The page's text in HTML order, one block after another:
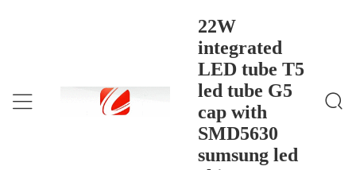
22W
integrated
LED tube T5
led tube G5
cap with
SMD5630
sumsung led
22W Integrated LED Tube T5 Led Tube G5 Cap With
22W integrated LED tube T5 led tube
G5 cap with SMD5630 sumsung led